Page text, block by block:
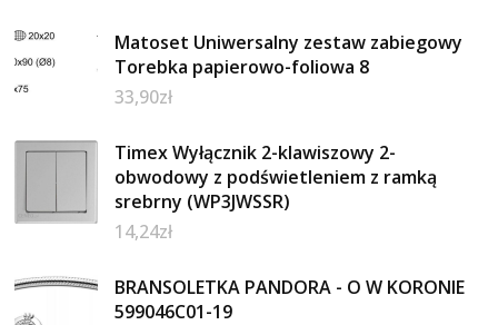
Matoset Uniwersalny zestaw zabiegowy
Torebka papierowo-foliowa 8
33,90zł
Timex Wyłącznik 2-klawiszowy 2-
obwodowy z podświetleniem z ramką
srebrny (WP3JWSSR)
14,24zł
BRANSOLETKA PANDORA - O W KORONIE
599046C01-19